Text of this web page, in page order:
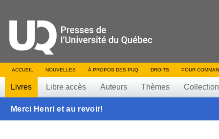
ACCUEIL NOUVELLES À PROPOS DES PUQ DROITS POUR
Livres Libre accès Auteurs Thèmes
Merci Henri et au revoir!